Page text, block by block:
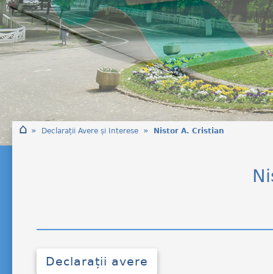
⌂ » Declarații Avere și Interese » Nistor A. Cristian
Declarații avere